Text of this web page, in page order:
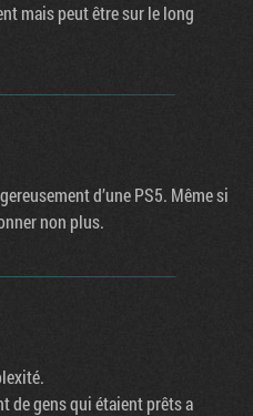
mais peut être sur le long
d’une PS5. Même si
non plus.
de gens qui étaient prêts a